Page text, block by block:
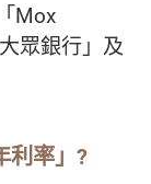
Mox
眾銀行」及
利率」?